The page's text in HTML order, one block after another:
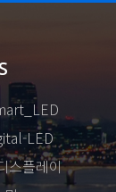
LED
스플레이